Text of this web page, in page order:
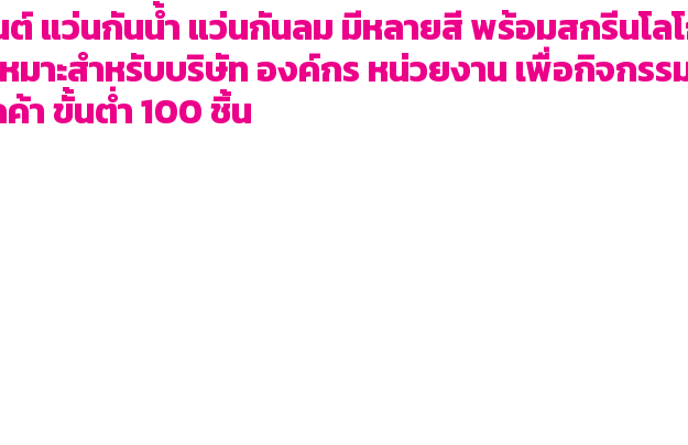
แว่นกันน้ำ แว่นกันลม มีหลายสี พร้อมสกรีนโล
หมาะสำหรับบริษัท องค์กร หน่วยงาน เพื่อกิจกร
า ขั้นต่ำ 100 ชิ้น